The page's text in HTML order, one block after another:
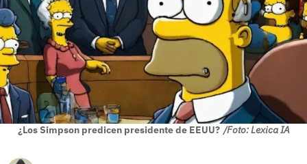
¿Los Simpson predicen presidente de EEUU? /Foto: Lexica IA